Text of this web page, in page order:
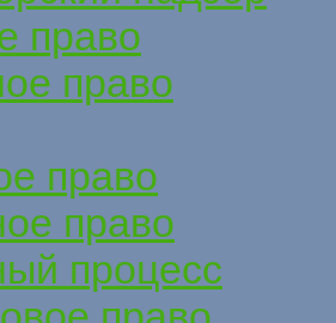
право
право
право
право
процесс